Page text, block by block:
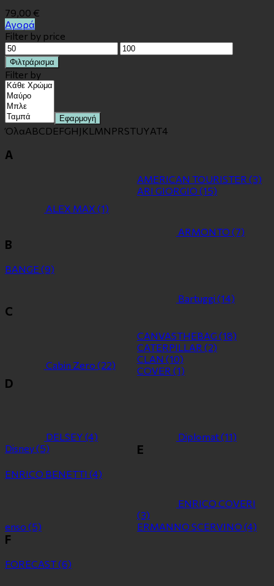
79,00 €
Αγορά
Filter by price
Ελάχιστη
τιμή
Μέγιστη
τιμή
Φιλτράρισμα
Filter by
Εφαρμογή
ΌλαABCDEFGH J KL MN PRSTUYΑΤ4
A
ALEX MAX (1)
AMERICAN TOURISTER (3)
ARI GIORGIO (15)
ARMONTO (7)
B
BANGE (9)
Bartuggi (14)
C
Cabin Zero (22)
CANVASTHEBAG (18)
CATERPILLAR (2)
CLAN (10)
COVER (1)
D
DELSEY (4) Diplomat(11)
Disney(5) E
ENRICO BENETTI (4)
ENRICO COVERI
(3)
enso (5) ERMANNO SCERVINO (4)
F
FORECAST(6)